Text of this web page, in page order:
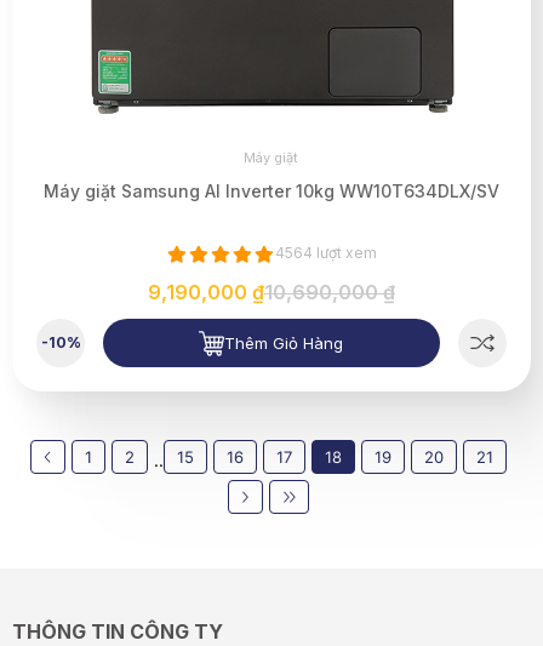
Máy giặt
Máy giặt Samsung AI Inverter 10kg WW10T634DLX/SV
4564 lượt xem
9,190,000 ₫10,690,000 ₫
-10% Thêm Giỏ Hàng
1 2 .. 15 16 17 18 19 20 21
THÔNG TIN CÔNG TY